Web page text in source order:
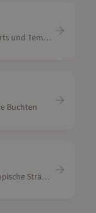
Tropische Insel mit Luxusresorts und Tempeln
Buchten
Tempel, Teeplantagen und tropische Strände